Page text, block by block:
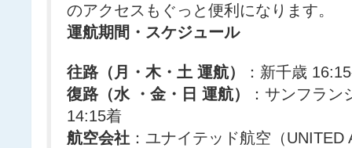
のアクセスもぐっと便利になります。
運航期間・スケジュール
往路（月・木・土 運航）
：新千歳
復路（水 ・金・日 運航）
：サンフラ
14:15着
航空会社 ：ユナイテッド航空（UNITED